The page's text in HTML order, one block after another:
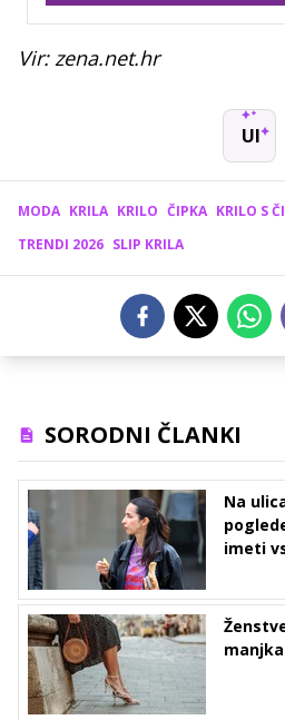
Vir: zena.net.hr
UI
MODA KRILA KRILO ČIPKA KRILO S
TRENDI 2026 SLIP KRILA
SORODNI ČLANKI
Na
imeti